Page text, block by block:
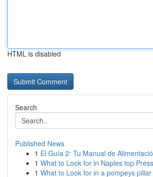
HTML is disabled
Search
Published News
1 El Guía 2: Tu Manual de
1 What to Look for in Naples top
1 What to Look for in a pompeys